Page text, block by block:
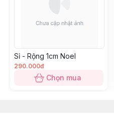
Sỉ - Rộng 1cm Noel
290.000đ
Chọn mua